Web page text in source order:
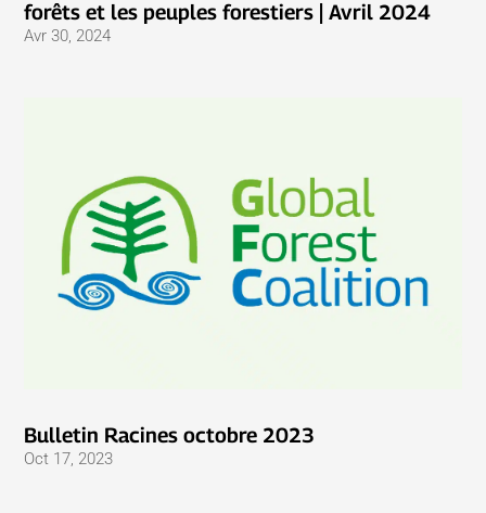
forêts et les peuples forestiers | Avril 2024
Avr 30, 2024
Bulletin Racines octobre 2023
Oct 17, 2023